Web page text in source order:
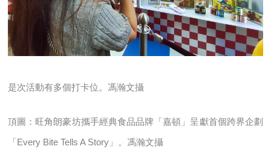
是次活動有多個打卡位。馮瀚文攝
頂圖：旺角朗豪坊攜手經典食品品牌「嘉頓」呈獻首個跨界企劃
「Every Bite Tells A Story」。馮瀚文攝